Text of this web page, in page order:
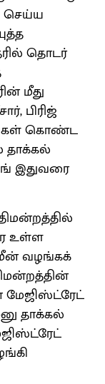
செய்ய
தொடர்
மீது
பிரிஜ்
கொண்ட
தாக்கல்
இதுவரை
உள்ள
வழங்கக்
தாக்கல்